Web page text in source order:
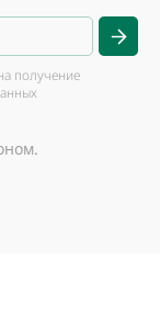
получение